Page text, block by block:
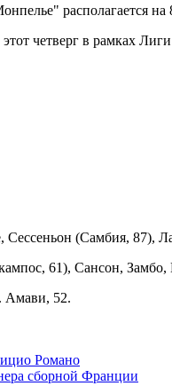
располагается на
четверг в рамках
(Самбия, 87),
61), Сансон,
Амави, 52.
Романо
сборной Франции